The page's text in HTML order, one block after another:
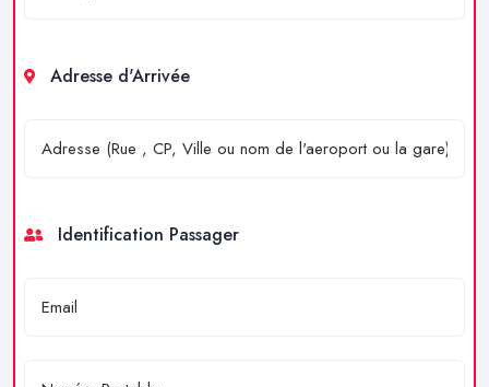
Adresse d'Arrivée
Identification Passager